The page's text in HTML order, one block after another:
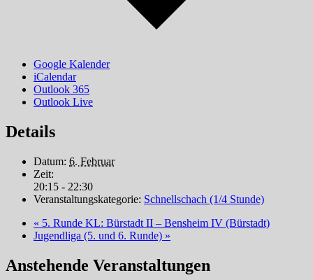
Google Kalender
iCalendar
Outlook 365
Outlook Live
Details
Datum: 6. Februar
Zeit:
20:15 - 22:30
Veranstaltungskategorie: Schnellschach (1/4 Stunde)
« 5. Runde KL: Bürstadt II – Bensheim IV (Bürstadt)
Jugendliga (5. und 6. Runde) »
Anstehende Veranstaltungen